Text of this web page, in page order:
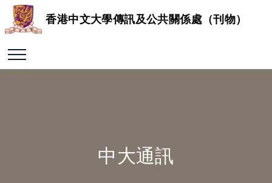
香港中文大學傳訊及公共關係處（刊物）
中大通訊